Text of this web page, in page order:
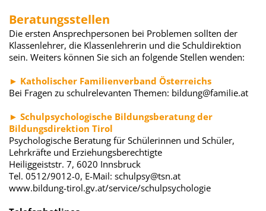
Beratungsstellen
Die ersten Ansprechpersonen bei Problemen sollten der
Klassenlehrer, die Klassenlehrerin und die Schuldirektion
sein. Weiters können Sie sich an folgende Stellen wenden:
► Katholischer Familienverband Österreichs
Bei Fragen zu schulrelevanten Themen: bildung@familie.at
► Schulpsychologische Bildungsberatung der
Bildungsdirektion Tirol
Psychologische Beratung für Schülerinnen und Schüler,
Lehrkräfte und Erziehungsberechtigte
Heiliggeiststr. 7, 6020 Innsbruck
Tel. 0512/9012-0, E-Mail: schulpsy@tsn.at
www.bildung-tirol.gv.at/service/schulpsychologie